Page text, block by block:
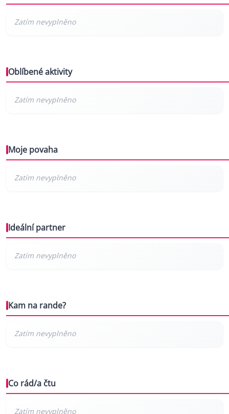
Oblíbené aktivity
Moje povaha
Ideální partner
Kam na rande?
Co rád/a čtu